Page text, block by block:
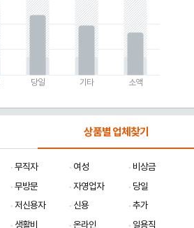
당일 기타 소액
상품별 업체찾기
무직자 여성
비상금
무방문 자영업자
당일
저신용자 신용
추가
생활비 온라인
일용직